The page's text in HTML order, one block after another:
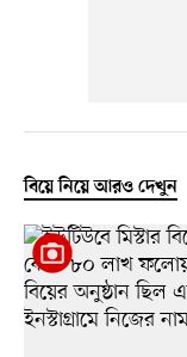
বিয়ে নিয়ে আরও দেখুন